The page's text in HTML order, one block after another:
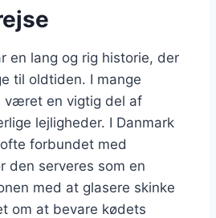
en lang og rig historie, der
til oldtiden. I mange
været en vigtig del af
lejligheder. I Danmark
forbundet med
den serveres som en
med at glasere skinke
om at bevare kødets